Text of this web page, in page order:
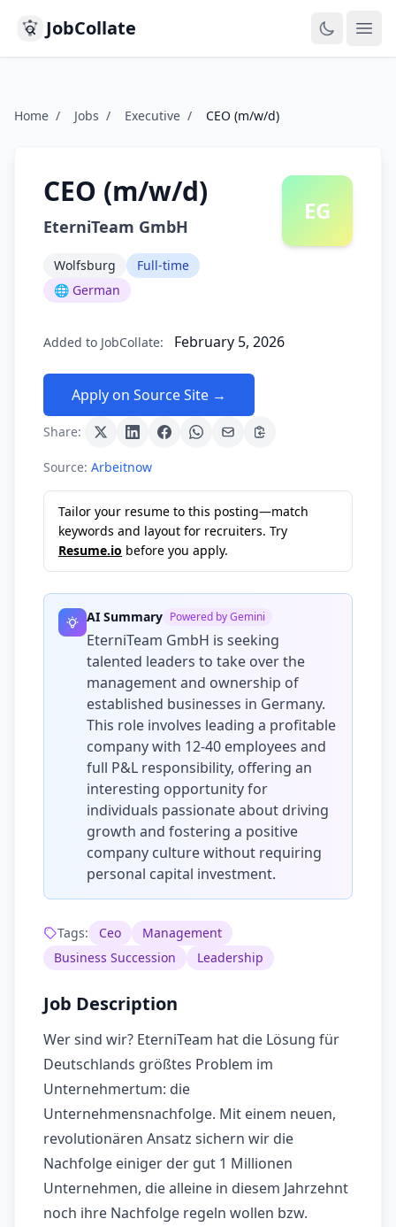
JobCollate
Home / Jobs / Executive / CEO (m/w/d)
CEO (m/w/d)
EterniTeam GmbH
Wolfsburg
Full-time
🌐 German
EG
Added to JobCollate: February 5, 2026
Apply on Source Site →
Share:
Source: Arbeitnow
Tailor your resume to this posting—match
keywords and layout for recruiters. Try
Resume.io before you apply.
AI Summary Powered by Gemini
EterniTeam GmbH is seeking
talented leaders to take over the
management and ownership of
established businesses in Germany.
This role involves leading a profitable
company with 12-40 employees and
full P&L responsibility, offering an
interesting opportunity for
individuals passionate about driving
growth and fostering a positive
company culture without requiring
personal capital investment.
Tags: Ceo
Management
Business Succession
Leadership
Job Description
Wer sind wir? EterniTeam hat die Lösung für
Deutschlands größtes Problem im
Unternehmertum: die
Unternehmensnachfolge. Mit einem neuen,
revolutionären Ansatz sichern wir die
Nachfolge einiger der gut 1 Millionen
Unternehmen, die alleine in diesem Jahrzehnt
noch ihre Nachfolge regeln wollen bzw.